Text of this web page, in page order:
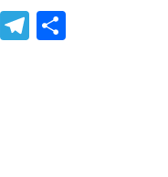
WhatsApp
Telegram